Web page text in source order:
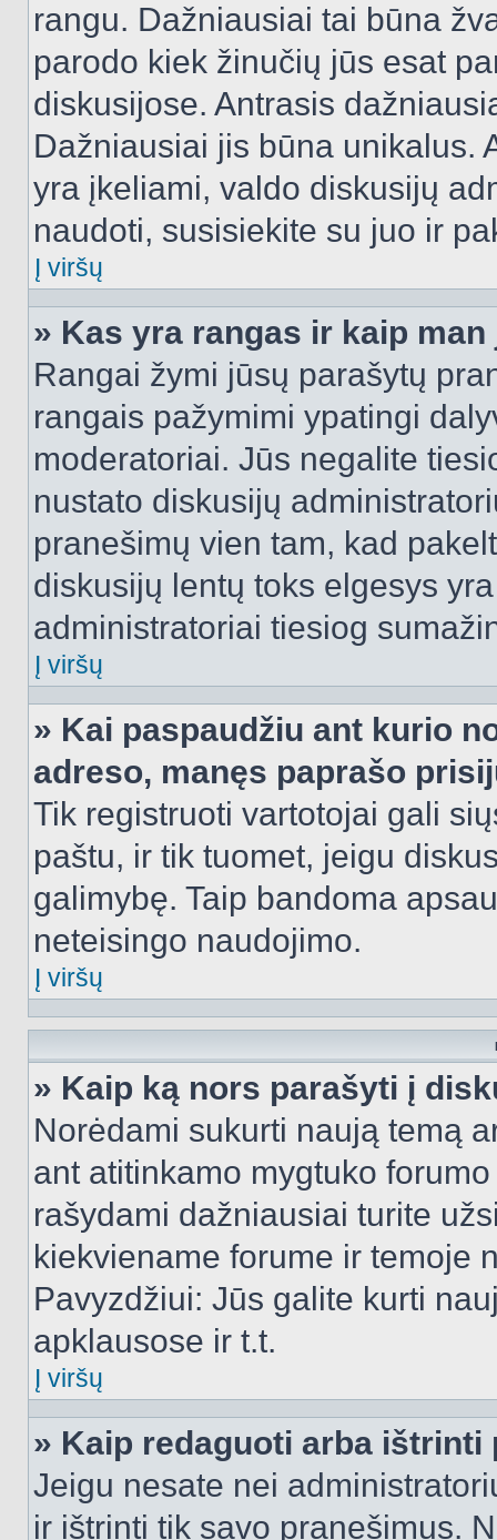
rangu. Dažniausiai tai būna
parodo kiek žinučių jūs esat
diskusijose. Antrasis
Dažniausiai jis būna unikalus.
yra įkeliami, valdo diskusijų
naudoti, susisiekite su juo ir
Į viršų
» Kas yra rangas ir kaip
Rangai žymi jūsų parašytų
rangais pažymimi ypatingi
moderatoriai. Jūs negalite
nustato diskusijų
pranešimų vien tam, kad
diskusijų lentų toks elgesys
administratoriai tiesiog
Į viršų
» Kai paspaudžiu ant kurio
adreso, manęs paprašo
Tik registruoti vartotojai gali
paštu, ir tik tuomet, jeigu
galimybę. Taip bandoma
neteisingo naudojimo.
Į viršų
» Kaip ką nors parašyti į
Norėdami sukurti naują temą
ant atitinkamo mygtuko
rašydami dažniausiai turite
kiekviename forume ir temoje
Pavyzdžiui: Jūs galite kurti
apklausose ir t.t.
Į viršų
» Kaip redaguoti arba ištrinti
Jeigu nesate nei
ir ištrinti tik savo pranešimus.